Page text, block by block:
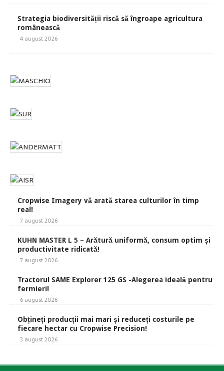
Strategia biodiversității riscă să îngroape agricultura
românească
4 august 2026
Cropwise Imagery vă arată starea culturilor în timp
real!
7 august 2026
KUHN MASTER L 5 – Arătură uniformă, consum optim și
productivitate ridicată!
7 august 2026
Tractorul SAME Explorer 125 GS -Alegerea ideală pentru
fermieri!
6 august 2026
Obțineți producții mai mari și reduceți costurile pe
fiecare hectar cu Cropwise Precision!
3 august 2026